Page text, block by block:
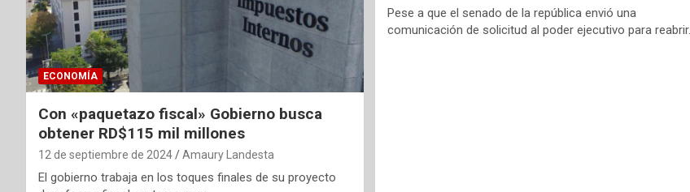
ECONOMÍA
Con «paquetazo fiscal» Gobierno busca
obtener RD$115 mil millones
12 de septiembre de 2024 Amaury Landesta
El gobierno trabaja en los toques finales de su proyecto
Pese a que el senado de la república envió una
comunicación de solicitud al poder ejecutivo para reabrir…